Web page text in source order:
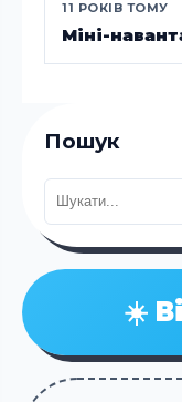
11 РОКІВ ТОМУ
Міні-
Пошук
☀️